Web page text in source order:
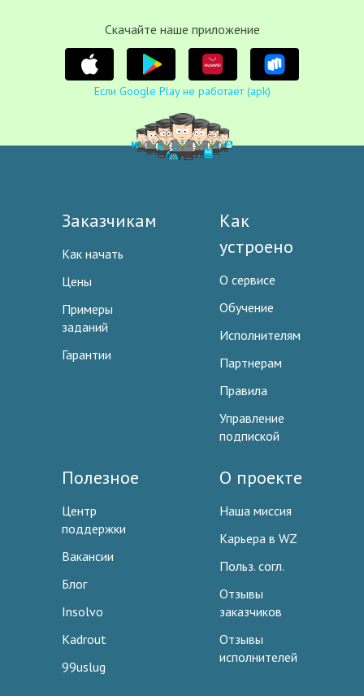
Cкачайте наше приложение
Если Google Play не работает (apk)
Заказчикам
Как начать
Цены
Примеры
заданий
Гарантии
Как
устроено
О сервисе
Обучение
Исполнителям
Партнерам
Правила
Управление
подпиской
Полезное
Центр
поддержки
Вакансии
Блог
Insolvo
Kadrout
99uslug
О проекте
Наша миссия
Карьера в WZ
Польз. согл.
Отзывы
заказчиков
Отзывы
исполнителей